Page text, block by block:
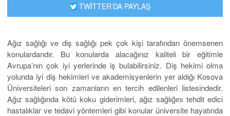
TWİTTER'DA PAYLAŞ
Ağız sağlığı ve diş sağlığı pek çok kişi tarafından önemsenen
konulardandır. Bu konularda alacağınız kaliteli bir eğitimle
Avrupa’nın çok iyi yerlerinde iş bulabilirsiniz. Diş hekimi olma
yolunda iyi diş hekimleri ve akademisyenlerin yer aldığı Kosova
Üniversiteleri son zamanların en tercih edilenleri listesindedir.
Ağız sağlığında kötü koku giderimleri, ağız sağlığını tehdit edici
hastalıklar ve tedavi yöntemleri gibi konular üniversite hayatında